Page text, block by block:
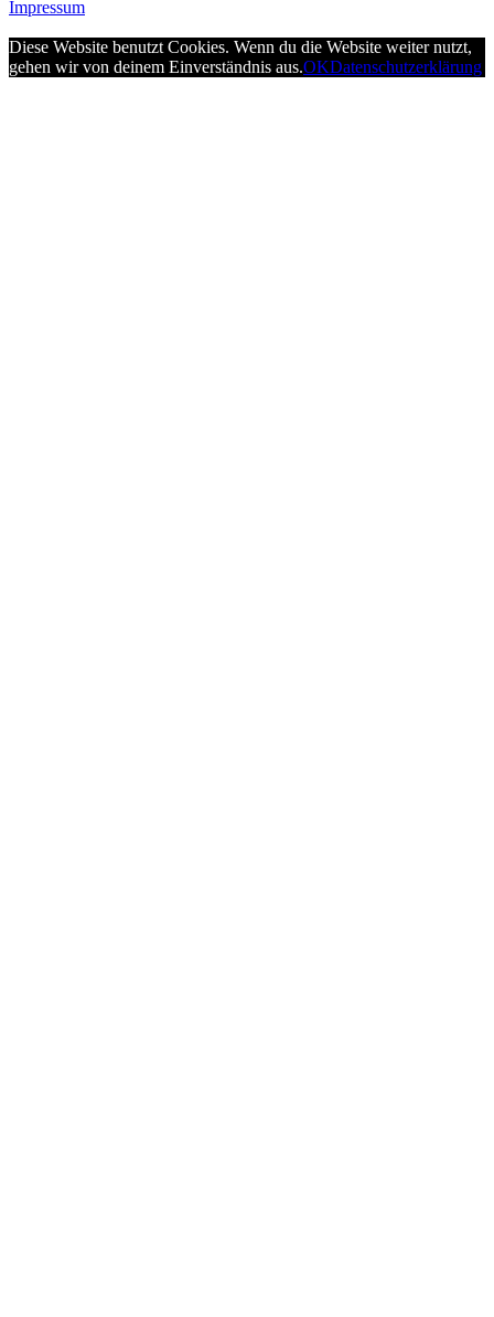
Impressum
Diese Website benutzt Cookies. Wenn du die Website weiter nutzt,
gehen wir von deinem Einverständnis aus.OKDatenschutzerklärung